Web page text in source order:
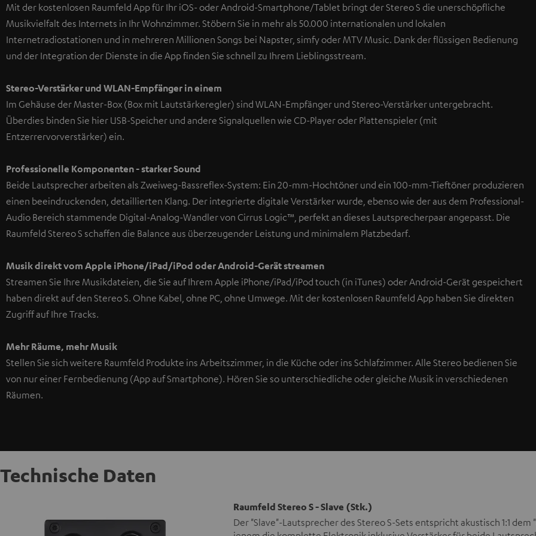
Mit der kostenlosen Raumfeld App für Ihr iOS- oder Android-Smartphone/Tablet bringt der Stereo S die unerschöpfliche
Musikvielfalt des Internets in Ihr Wohnzimmer. Stöbern Sie in mehr als 50.000 internationalen und lokalen
Internetradiostationen und in mehreren Millionen Songs bei Napster, simfy oder MTV Music. Dank der flüssigen Bedienung
und der Integration der Dienste in die App finden Sie schnell zu Ihrem Lieblingsstream.
Stereo-Verstärker und WLAN-Empfänger in einem
Im Gehäuse der Master-Box (Box mit Lautstärkeregler) sind WLAN-Empfänger und Stereo-Verstärker untergebracht.
Überdies binden Sie hier USB-Speicher und andere Signalquellen wie CD-Player oder Plattenspieler (mit
Entzerrervorverstärker) ein.
Professionelle Komponenten- starker Sound
Beide Lautsprecher arbeiten als Zweiweg-Bassreflex-System: Ein 20-mm-Hochtöner und ein 100-mm-Tieftöner produzieren
einen beeindruckenden, detaillierten Klang. Der integrierte digitale Verstärker wurde, ebenso wie der aus dem Professional-
Audio Bereich stammende Digital-Analog-Wandler von Cirrus Logic™, perfekt an dieses Lautsprecherpaar angepasst. Die
Raumfeld Stereo S schaffen die Balance aus überzeugender Leistung und minimalem Platzbedarf.
Musik direkt vom Apple iPhone/iPad/iPod oder Android-Gerät streamen
Streamen Sie Ihre Musikdateien, die Sie auf Ihrem Apple iPhone/iPad/iPod touch (in iTunes) oder Android-Gerät gespeichert
haben direkt auf den Stereo S. Ohne Kabel, ohne PC, ohne Umwege. Mit der kostenlosen Raumfeld App haben Sie direkten
Zugriff auf Ihre Tracks.
Mehr Räume, mehr Musik
Stellen Sie sich weitere Raumfeld Produkte ins Arbeitszimmer, in die Küche oder ins Schlafzimmer. Alle Stereo bedienen Sie
von nur einer Fernbedienung (App auf Smartphone). Hören Sie so unterschiedliche oder gleiche Musik in verschiedenen
Räumen.
Technische Daten
Raumfeld Stereo S - Slave (Stk.)
Der "Slave"-Lautsprecher des Stereo S-Sets entspricht akustisch 1:1